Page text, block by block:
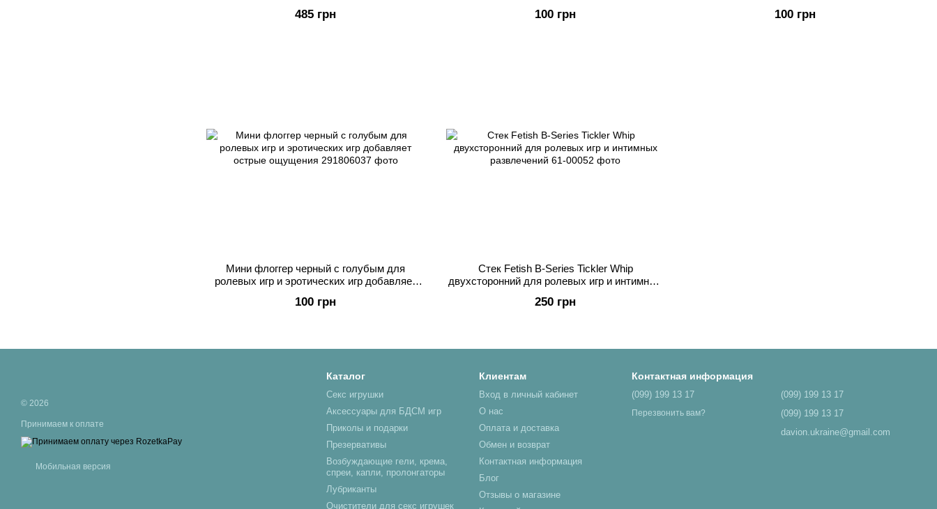
485 грн 100 грн 100 грн
Мини флоггер черный с голубым для
ролевых игр и эротических игр добавляет
100 грн
Стек Fetish B-Series Tickler Whip
двухсторонний для ролевых игр и интимных
250 грн
© 2026
Принимаем к оплате
Мобильная версия
Каталог
Секс игрушки
Аксессуары для БДСМ игр
Приколы и подарки
Презервативы
Возбуждающие гели, крема,
спреи, капли, пролонгаторы
Лубриканты
Очистители для секс игрушек
Клиентам
Вход в личный кабинет
О нас
Оплата и доставка
Обмен и возврат
Контактная информация
Блог
Отзывы о магазине
Контактная информация
(099) 199 13 17
Перезвонить вам?
(099) 199 13 17
(099) 199 13 17
davion.ukraine@gmail.com